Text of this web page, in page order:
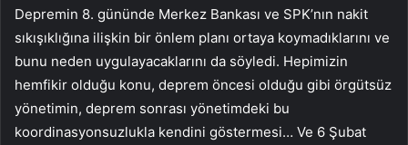
Depremin 8. gününde Merkez Bankası ve SPK’nın nakit
sıkışıklığına ilişkin bir önlem planı ortaya koymadıklarını ve
bunu neden uygulayacaklarını da söyledi. Hepimizin
hemfikir olduğu konu, deprem öncesi olduğu gibi örgütsüz
yönetimin, deprem sonrası yönetimdeki bu
koordinasyonsuzlukla kendini göstermesi… Ve 6 Şubat